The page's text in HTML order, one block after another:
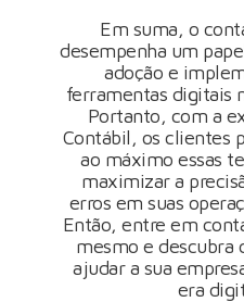
Em suma, o
desempenha um
adoção e
ferramentas digitais
Portanto, com a
Contábil, os clientes
ao máximo essas
maximizar a
erros em suas
Então, entre em
mesmo e descubra
ajudar a sua
era